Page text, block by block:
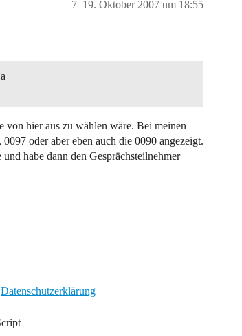
19. Oktober 2007 um 18:55
7
hier aus zu wählen wäre. Bei meinen
oder aber eben auch die 0090 angezeigt.
habe dann den Gesprächsteilnehmer
Datenschutzerklärung